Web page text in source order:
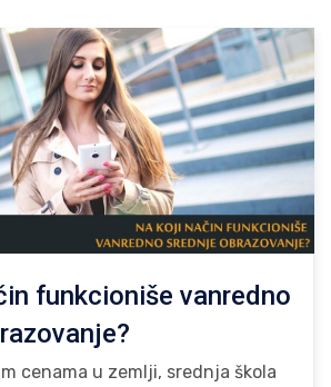
funkcioniše vanredno
cenama u zemlji, srednja škola